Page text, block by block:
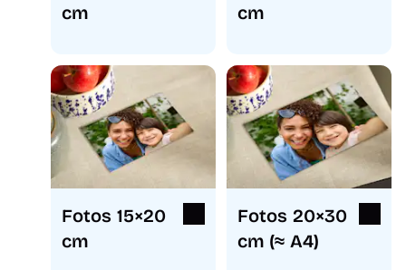
cm
cm
Fotos 15×20
cm
Fotos 20×30
cm (≈ A4)